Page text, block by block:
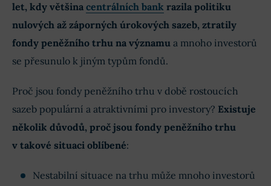
let, kdy většina centrálních bank razila politiku
nulových až záporných úrokových sazeb, ztratily
fondy peněžního trhu na významu a mnoho investorů
se přesunulo k jiným typům fondů.
Proč jsou fondy peněžního trhu v době rostoucích
sazeb populární a atraktivními pro investory? Existuje
několik důvodů, proč jsou fondy peněžního trhu
v takové situaci oblíbené:
Nestabilní situace na trhu může mnoho investorů